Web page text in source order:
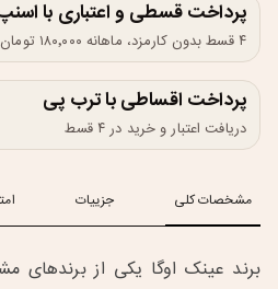
پرداخت قسطی و اعتباری با
۴ قسط بدون کارمزد، ماهانه ۱۸۰٬۰۰۰ تومان
پرداخت اقساطی با ترب پی
دریافت اعتبار و خرید در ۴ قسط
مشخصات کلی جزییات
برند عینک اوگا یکی از برندهای